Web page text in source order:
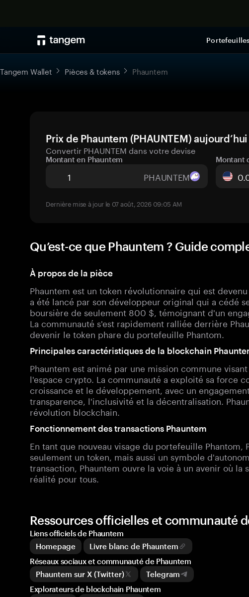
Tangem Wallet Pièces & tokens Phauntem
Prix de Phauntem (PHAUNTEM)
Convertir PHAUNTEM dans votre devise
Montant en Phauntem
PHAUNTEM
Montant
Dernière mise à jour le 07 août, 2026 09:05 AM
Qu’est-ce que Phauntem ? Guide
À propos de la pièce
Phauntem est un token révolutionnaire qui est
a été lancé par son développeur original qui a cédé
boursière de seulement 800 $, témoignant d'un
La communauté s'est rapidement ralliée derrière
devenir le token phare du portefeuille Phantom.
Principales caractéristiques de la blockchain
Phauntem est animé par une mission commune
l'espace crypto. La communauté a exploité sa force
croissance et le développement, avec un
transparence, l'inclusivité et la décentralisation.
révolution blockchain.
Fonctionnement des transactions Phauntem
En tant que nouveau visage du portefeuille Phantom,
seulement un token, mais aussi un symbole
transaction, Phauntem ouvre la voie à un avenir où la
réalité pour tous.
Ressources officielles et communauté
Liens officiels de Phauntem
Homepage
Livre blanc de Phauntem
Réseaux sociaux et communauté de Phauntem
Phauntem sur X (Twitter)
Telegram
Explorateurs de blockchain Phauntem